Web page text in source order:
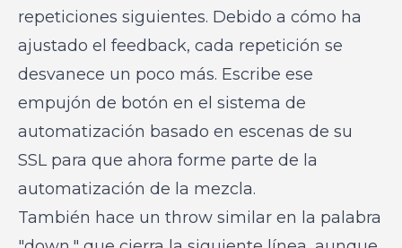
repeticiones siguientes. Debido a cómo ha
ajustado el feedback, cada repetición se
desvanece un poco más. Escribe ese
empujón de botón en el sistema de
automatización basado en escenas de su
SSL para que ahora forme parte de la
automatización de la mezcla.
También hace un throw similar en la palabra